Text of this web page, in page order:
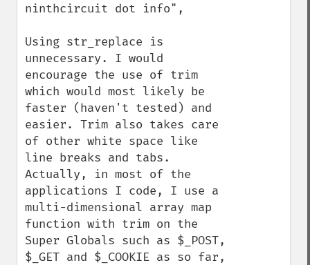
ninthcircuit dot info",
Using str_replace is
unnecessary. I would
encourage the use of trim
which would most likely be
faster (haven't tested) and
easier. Trim also takes care
of other white space like
line breaks and tabs.
Actually, in most of the
applications I code, I use a
multi-dimensional array map
function with trim on the
Super Globals such as $_POST,
$_GET and $_COOKIE as so far,